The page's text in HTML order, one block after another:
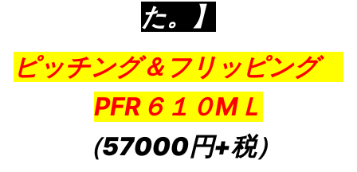
た。】
ピッチング＆フリッピング
PFR６１０MＬ
（57000円+税）